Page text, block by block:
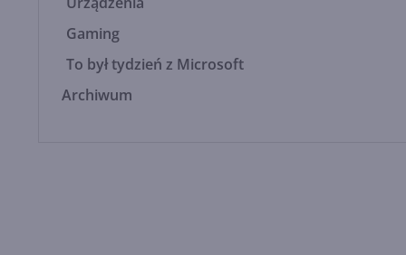
Gaming
To był tydzień z Microsoft
Archiwum